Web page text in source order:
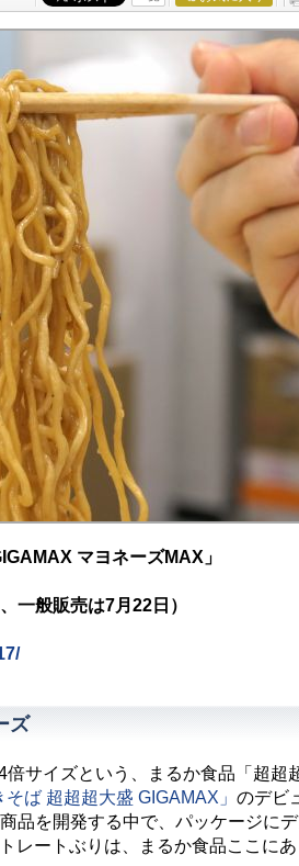
マヨネーズMAX」
一般販売は7月22日）
ズ
サイズという、まるか食品「超超
ば 超超超大盛 GIGAMAX」 のデビ
品を開発する中で、パッケージに
レートぶりは、まるか食品ここに